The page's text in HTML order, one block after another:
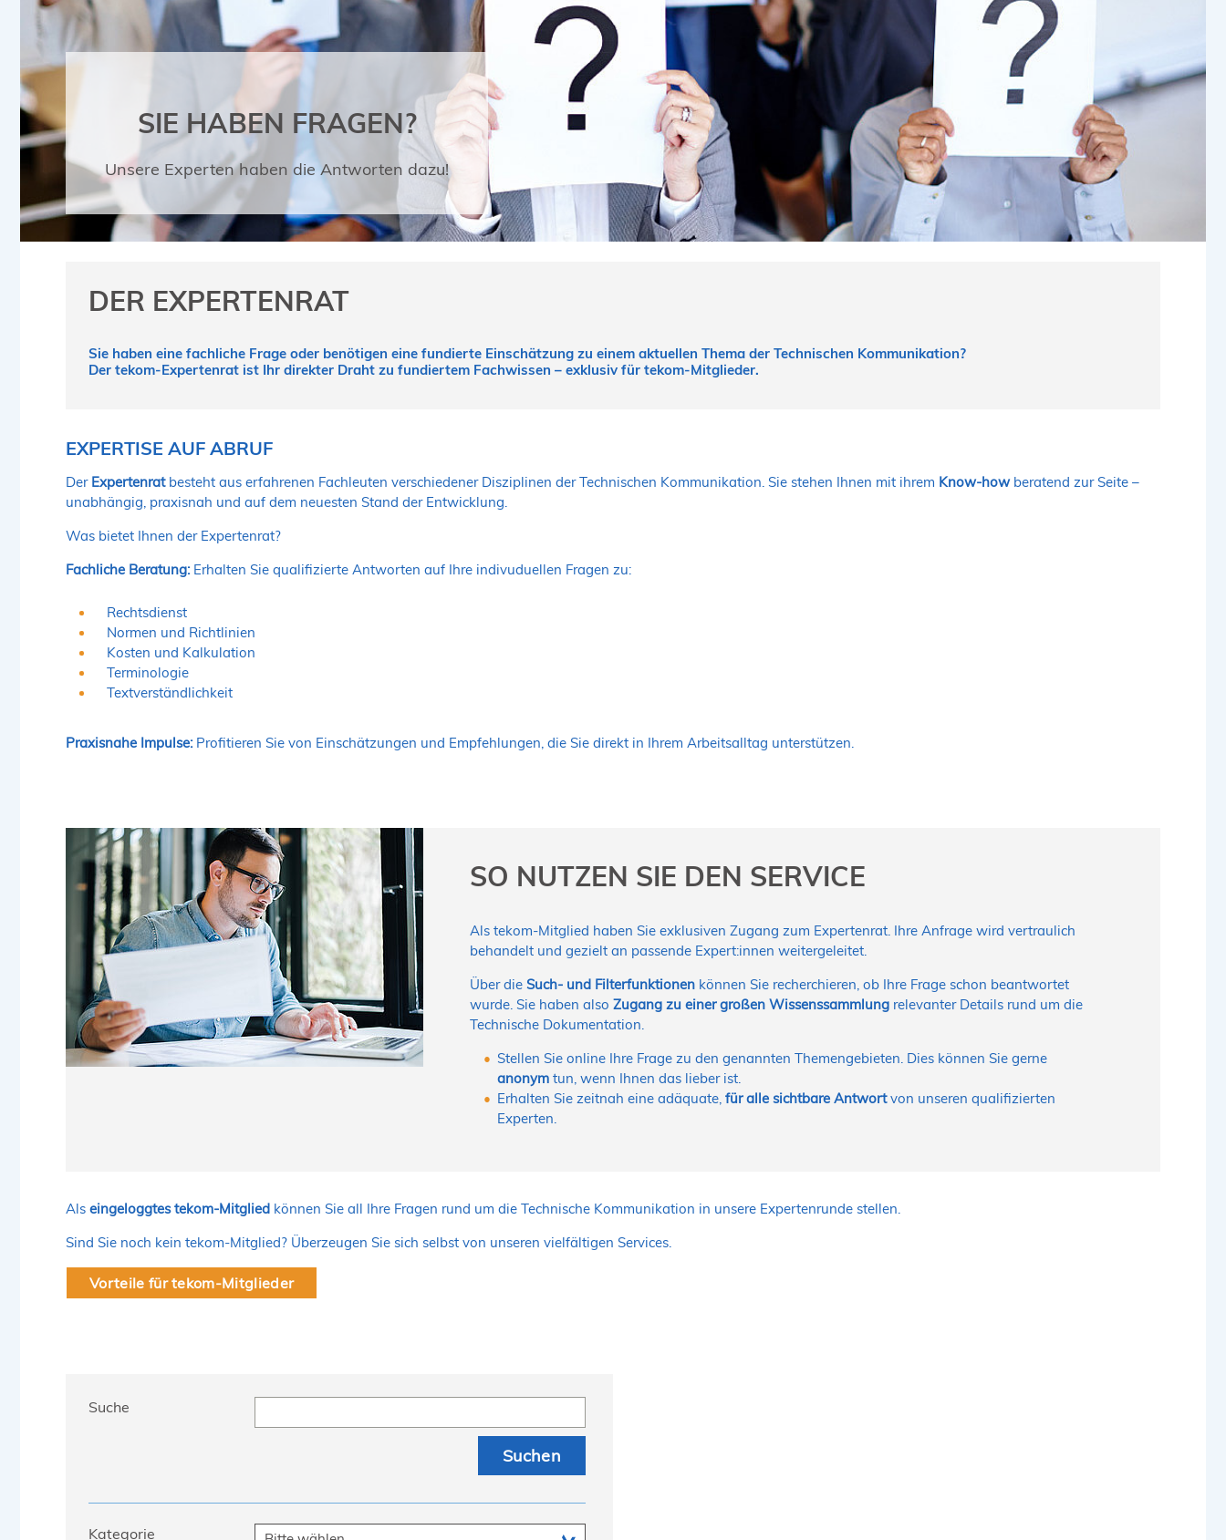
SIE HABEN FRAGEN?
Unsere Experten haben die Antworten dazu!
DER EXPERTENRAT
Sie haben eine fachliche Frage oder benötigen eine fundierte Einschätzung zu einem aktuellen Thema der Technischen Kommunikation?
Der tekom-Expertenrat ist Ihr direkter Draht zu fundiertem Fachwissen – exklusiv für tekom-Mitglieder.
EXPERTISE AUF ABRUF
DerExpertenratbesteht aus erfahrenen Fachleuten verschiedener Disziplinen der Technischen Kommunikation. Sie stehen Ihnen mit ihrem Know-how beratend zur Seite –
unabhängig, praxisnah und auf dem neuesten Stand der Entwicklung.
Was bietet Ihnen der Expertenrat?
Fachliche Beratung:Erhalten Sie qualifizierte Antworten auf Ihre indivuduellen Fragen zu:
Rechtsdienst
Normen und Richtlinien
Kosten und Kalkulation
Terminologie
Textverständlichkeit
Praxisnahe Impulse:Profitieren Sie von Einschätzungen und Empfehlungen, die Sie direkt in Ihrem Arbeitsalltag unterstützen.
SO NUTZEN SIE DEN SERVICE
Als tekom-Mitglied haben Sie exklusiven Zugang zum Expertenrat. Ihre Anfrage wird vertraulich
behandelt und gezielt an passende Expert:innen weitergeleitet.
Über die Such- und Filterfunktionen können Sie recherchieren, ob Ihre Frage schon beantwortet
wurde. Sie haben alsoZugang zu einer großen Wissenssammlung relevanter Details rund um die
Technische Dokumentation.
Stellen Sie online Ihre Frage zu den genannten Themengebieten. Dies können Sie gerne
anonym tun, wenn Ihnen das lieber ist.
Erhalten Sie zeitnah eine adäquate,für alle sichtbare Antwortvon unseren qualifizierten
Experten.
Als eingeloggtes tekom-Mitglied können Sie all Ihre Fragen rund um die Technische Kommunikation in unsere Expertenrunde stellen.
Sind Sie noch kein tekom-Mitglied? Überzeugen Sie sich selbst von unseren vielfältigen Services.
Vorteile für tekom-Mitglieder
Suche
Kategorie